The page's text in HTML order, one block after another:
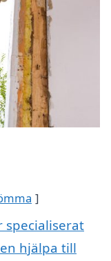
specialiserat
hjälpa till